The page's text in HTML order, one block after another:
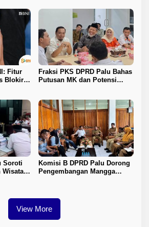
Fitur
Blokir
Fraksi PKS DPRD Palu Bahas
Putusan MK dan Potensi
Soroti
Wisata
Komisi B DPRD Palu Dorong
Pengembangan Mangga
View More